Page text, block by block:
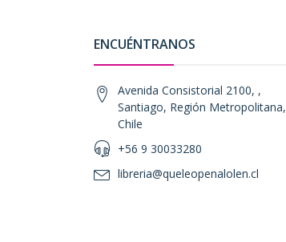
ENCUÉNTRANOS
Avenida Consistorial 2100, ,
Santiago, Región Metropolitana,
Chile
+56 9 30033280
libreria@queleopenalolen.cl